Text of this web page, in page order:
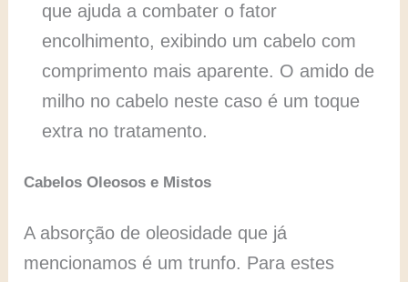
que ajuda a combater o fator
encolhimento, exibindo um cabelo com
comprimento mais aparente. O amido de
milho no cabelo neste caso é um toque
extra no tratamento.
Cabelos Oleosos e Mistos
A absorção de oleosidade que já
mencionamos é um trunfo. Para estes